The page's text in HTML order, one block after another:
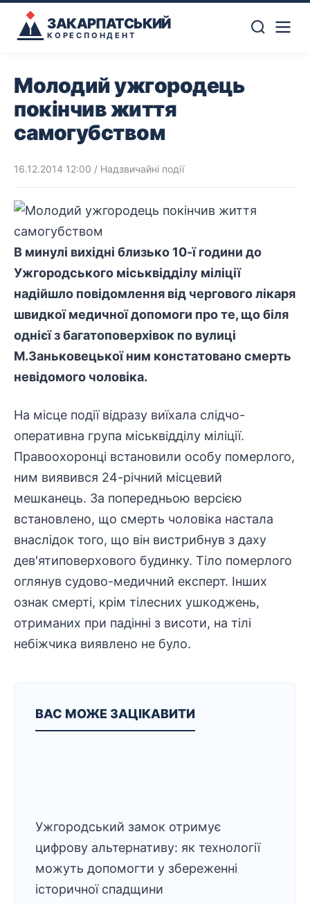
ЗАКАРПАТСЬКИЙ
КОРЕСПОНДЕНТ
Молодий ужгородець
покінчив життя
самогубством
16.12.2014 12:00 / Надзвичайні події
В минулі вихідні близько 10-ї години до
Ужгородського міськвідділу міліції
надійшло повідомлення від чергового лікаря
швидкої медичної допомоги про те, що біля
однієї з багатоповерхівок по вулиці
М.Заньковецької ним констатовано смерть
невідомого чоловіка.
На місце події відразу виїхала слідчо-
оперативна група міськвідділу міліції.
Правоохоронці встановили особу померлого,
ним виявився 24-річний місцевий
мешканець. За попередньою версією
встановлено, що смерть чоловіка настала
внаслідок того, що він вистрибнув з даху
дев′ятиповерхового будинку. Тіло померлого
оглянув судово-медичний експерт. Інших
ознак смерті, крім тілесних ушкоджень,
отриманих при падінні з висоти, на тілі
небіжчика виявлено не було.
ВАС МОЖЕ ЗАЦІКАВИТИ
Ужгородський замок отримує
цифрову альтернативу: як технології
можуть допомогти у збереженні
історичної спадщини